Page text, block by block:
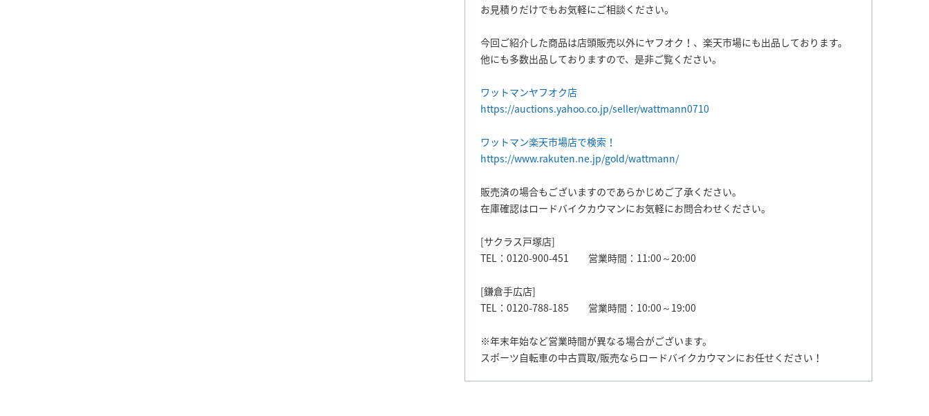
お見積りだけでもお気軽にご相談ください。
今回ご紹介した商品は店頭販売以外にヤフオク！、楽天市場にも出品しております。
他にも多数出品しておりますので、是非ご覧ください。
ワットマンヤフオク店
https://auctions.yahoo.co.jp/seller/wattmann0710
ワットマン楽天市場店で検索！
https://www.rakuten.ne.jp/gold/wattmann/
販売済の場合もございますのであらかじめご了承ください。
在庫確認はロードバイクカウマンにお気軽にお問合わせください。
[サクラス戸塚店]
TEL：0120-900-451 営業時間：11:00～20:00
[鎌倉手広店]
TEL：0120-788-185 営業時間：10:00～19:00
※年末年始など営業時間が異なる場合がございます。
スポーツ自転車の中古買取/販売ならロードバイクカウマンにお任せください！